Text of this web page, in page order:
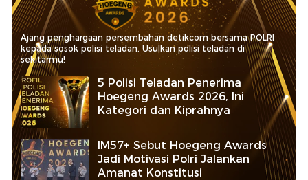
Ajang penghargaan persembahan detikcom bersama POLRI
kepada sosok polisi teladan. Usulkan polisi teladan di
sekitarmu!
5 Polisi Teladan Penerima
Hoegeng Awards 2026, Ini
Kategori dan Kiprahnya
IM57+ Sebut Hoegeng Awards
Jadi Motivasi Polri Jalankan
Amanat Konstitusi